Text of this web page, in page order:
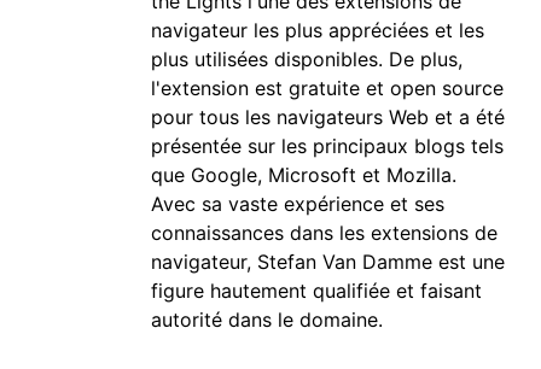
navigateur les plus appréciées et les
plus utilisées disponibles. De plus,
l'extension est gratuite et open source
pour tous les navigateurs Web et a été
présentée sur les principaux blogs tels
que Google, Microsoft et Mozilla.
Avec sa vaste expérience et ses
connaissances dans les extensions de
navigateur, Stefan Van Damme est une
figure hautement qualifiée et faisant
autorité dans le domaine.